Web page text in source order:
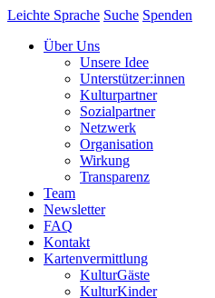
Leichte Sprache Suche Spenden
Über Uns
Unsere Idee
Unterstützer:innen
Kulturpartner
Sozialpartner
Netzwerk
Organisation
Wirkung
Transparenz
Team
Newsletter
FAQ
Kontakt
Kartenvermittlung
KulturGäste
KulturKinder